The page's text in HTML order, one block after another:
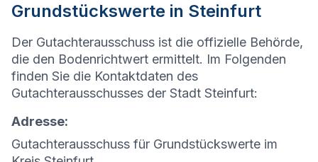
Grundstückswerte in Steinfurt
Der Gutachterausschuss ist die offizielle Behörde,
die den Bodenrichtwert ermittelt. Im Folgenden
finden Sie die Kontaktdaten des
Gutachterausschusses der Stadt Steinfurt:
Adresse:
Gutachterausschuss für Grundstückswerte im